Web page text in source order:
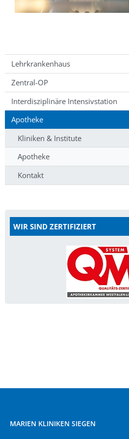
Lehrkrankenhaus
Zentral-OP
Interdisziplinäre Intensivstation
Apotheke
Kliniken & Institute
Apotheke
Kontakt
WIR SIND ZERTIFIZIERT
MARIEN KLINIKEN SIEGEN